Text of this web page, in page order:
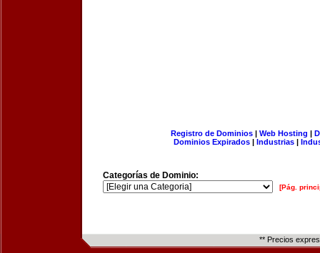
Registro de Dominios| Web Hosting |
Dominios Expirados | Industrias |
Categorías de Dominio:
[Pág.
** Precios